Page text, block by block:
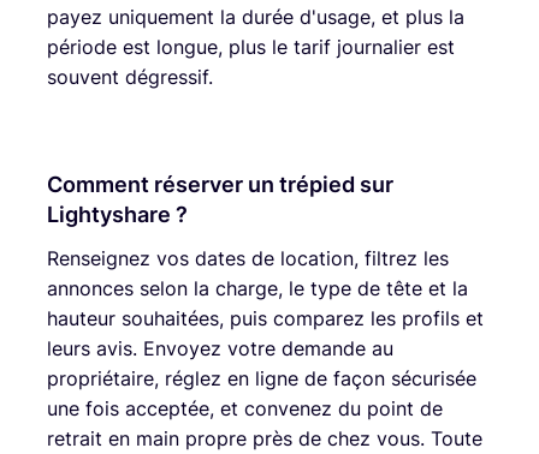
payez uniquement la durée d'usage, et plus la
période est longue, plus le tarif journalier est
souvent dégressif.
Comment réserver un trépied sur
Lightyshare ?
Renseignez vos dates de location, filtrez les
annonces selon la charge, le type de tête et la
hauteur souhaitées, puis comparez les profils et
leurs avis. Envoyez votre demande au
propriétaire, réglez en ligne de façon sécurisée
une fois acceptée, et convenez du point de
retrait en main propre près de chez vous. Toute